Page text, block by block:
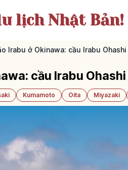
lịch Nhật Bản!
Irabu ở Okinawa: cầu Irabu
cầu Irabu
Kumamoto Oita Miyazaki